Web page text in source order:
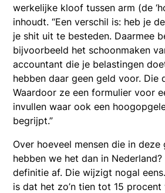
werkelijke kloof tussen arm (de
inhoudt. “Een verschil is: heb je
je shit uit te besteden. Daarmee
bijvoorbeeld het schoonmaken
accountant die je belastingen
hebben daar geen geld voor. Die
Waardoor ze een formulier voor
invullen waar ook een
begrijpt.”
Over hoeveel mensen die in deze
hebben we het dan in
definitie af. Die wijzigt nogal
is dat het zo’n tien tot 15